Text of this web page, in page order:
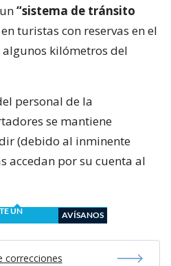
“sistema de tránsito
turistas con reservas en el
algunos kilómetros del
personal de la
se mantiene
(debido al inminente
accedan por su cuenta al
UN
AVÍSANOS
correcciones